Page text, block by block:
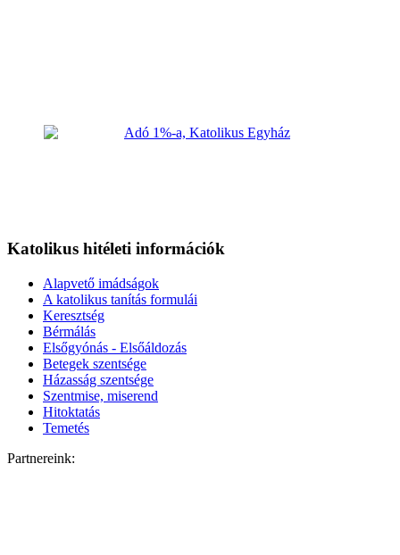
Katolikus hitéleti információk
Alapvető imádságok
A katolikus tanítás formulái
Keresztség
Bérmálás
Elsőgyónás - Elsőáldozás
Betegek szentsége
Házasság szentsége
Szentmise, miserend
Hitoktatás
Temetés
Partnereink: